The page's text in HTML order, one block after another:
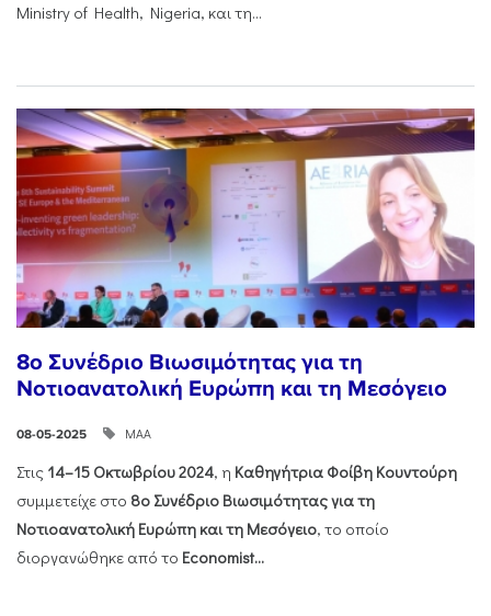
Ministry of Health, Nigeria, και τη...
8ο Συνέδριο Βιωσιμότητας για τη
Νοτιοανατολική Ευρώπη και τη Μεσόγειο
08-05-2025 ΜΑΑ
Στις 14–15 Οκτωβρίου 2024, η Καθηγήτρια Φοίβη Κουντούρη
συμμετείχε στο 8ο Συνέδριο Βιωσιμότητας για τη
Νοτιοανατολική Ευρώπη και τη Μεσόγειο, το οποίο
διοργανώθηκε από το Economist...